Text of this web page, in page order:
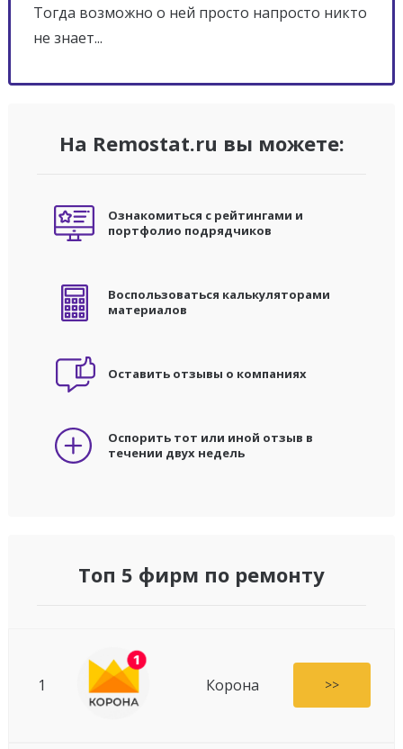
Тогда возможно о ней просто напросто никто
не знает...
На Remostat.ru вы можете:
Ознакомиться с рейтингами и
портфолио подрядчиков
Воспользоваться калькуляторами
материалов
Оставить отзывы о компаниях
Оспорить тот или иной отзыв в
течении двух недель
Топ 5 фирм по ремонту
1 Корона >>